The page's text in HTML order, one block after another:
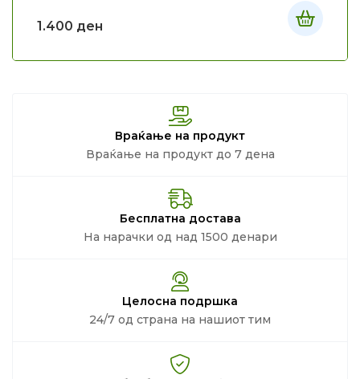
1.400 ден
Враќање на продукт
Враќање на продукт до 7 дена
Бесплатна достава
На нарачки од над 1500 денари
Целосна подршка
24/7 од страна на нашиот тим